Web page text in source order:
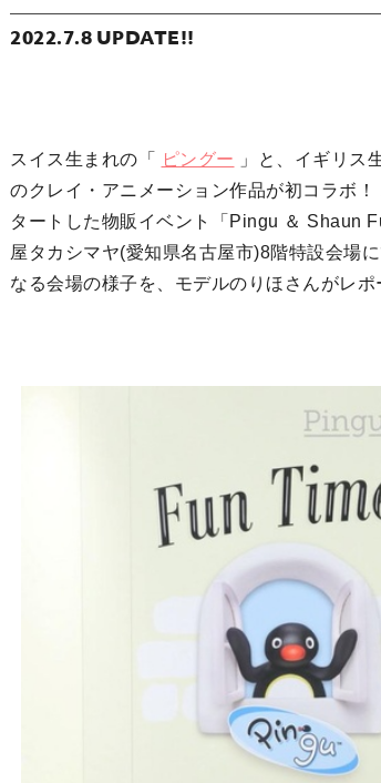
2022.7.8 UPDATE!!
スイス生まれの「 ピングー 」と、イギリス
のクレイ・アニメーション作品が初コラボ
タートした物販イベント「Pingu ＆ Shaun
屋タカシマヤ(愛知県名古屋市)8階特設会場
なる会場の様子を、モデルのりほさんがレポ